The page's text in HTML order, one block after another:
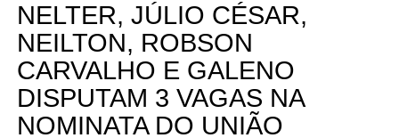
NELTER, JÚLIO CÉSAR,
NEILTON, ROBSON
CARVALHO E GALENO
DISPUTAM 3 VAGAS NA
NOMINATA DO UNIÃO